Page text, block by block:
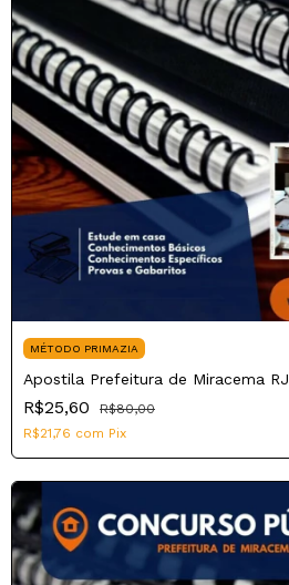
MÉTODO PRIMAZIA
Apostila Prefeitura de Miracema
R$25,60
R$80,00
R$21,76 com Pix